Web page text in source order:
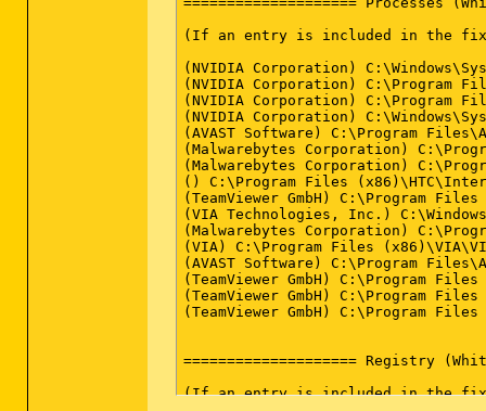
(If an entry is included in the
(NVIDIA Corporation)
(NVIDIA Corporation) C:\Program
(NVIDIA Corporation) C:\Program
(NVIDIA Corporation)
(AVAST Software) C:\Program
(Malwarebytes Corporation)
(Malwarebytes Corporation)
() C:\Program Files
(TeamViewer GmbH) C:\Program
(VIA Technologies, Inc.)
(Malwarebytes Corporation)
(VIA) C:\Program Files
(AVAST Software) C:\Program
(TeamViewer GmbH) C:\Program
(TeamViewer GmbH) C:\Program
(TeamViewer GmbH) C:\Program
==================== Registry
(If an entry is included in the